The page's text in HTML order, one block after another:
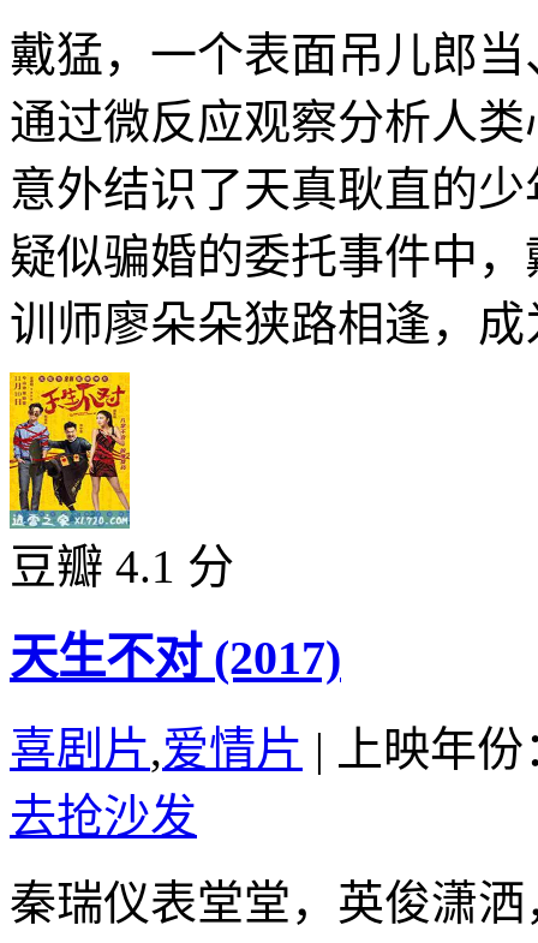
戴猛，一个表面吊儿郎
通过微反应观察分析人
意外结识了天真耿直的
疑似骗婚的委托事件中
训师廖朵朵狭路相逢，
豆瓣 4.1 分
天生不对 (2017)
喜剧片,爱情片 |
上映年
去抢沙发
秦瑞仪表堂堂，英俊潇